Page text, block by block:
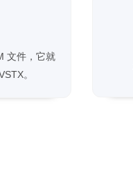
文件，它就
。